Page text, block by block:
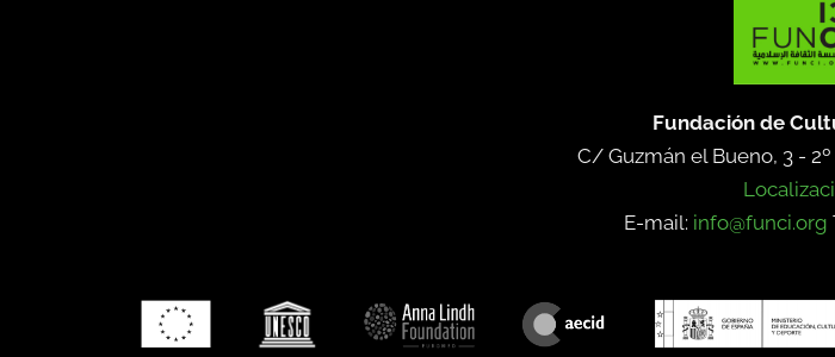
Fundación de
C/ Guzmán el Bueno, 3 -
E-mail: info@funci.org